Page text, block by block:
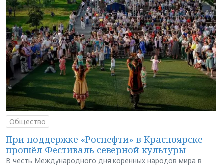
Общество
При поддержке «Роснефти» в Красноярске
прошёл Фестиваль северной культуры
В честь Международного дня коренных народов мира в